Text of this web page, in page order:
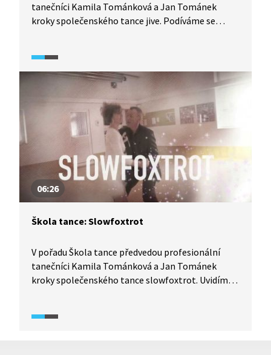
tanečníci Kamila Tománková a Jan Tománek
kroky společenského tance jive. Podíváme se
naučit. Vyzkoušejte to také.
06:26
Škola tance: Slowfoxtrot
V pořadu Škola tance předvedou profesionální
tanečníci Kamila Tománková a Jan Tománek
kroky společenského tance slowfoxtrot. Uvidíme
naučit. Vyzkoušejte to také.